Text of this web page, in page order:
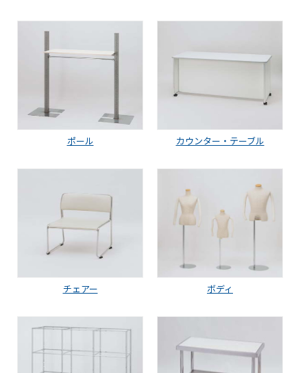
ポール カウンター・テーブル
チェアー ボディ